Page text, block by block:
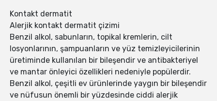
Kontakt dermatit
Alerjik kontakt dermatit çizimi
Benzil alkol, sabunların, topikal kremlerin, cilt
losyonlarının, şampuanların ve yüz temizleyicilerinin
üretiminde kullanılan bir bileşendir ve antibakteriyel
ve mantar önleyici özellikleri nedeniyle popülerdir.
Benzil alkol, çeşitli ev ürünlerinde yaygın bir bileşendir
ve nüfusun önemli bir yüzdesinde ciddi alerjik